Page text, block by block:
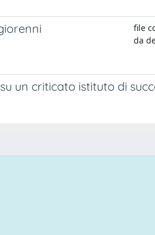
file
da
un criticato istituto di